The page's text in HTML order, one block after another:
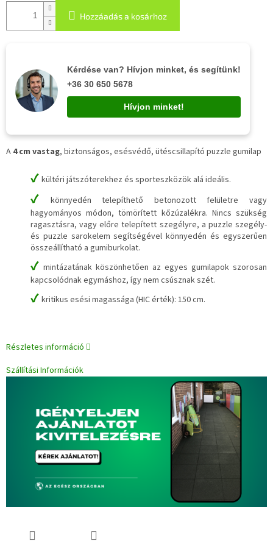
Hozzáadás a kosárhoz
Kérdése van? Hívjon minket, és segítünk!
+36 30 650 5678
Hívjon minket!
A 4 cm vastag, biztonságos, esésvédő, ütéscsillapító puzzle gumilap
✔ kültéri játszóterekhez és sporteszközök alá ideális.
✔
könnyedén telepíthető betonozott felületre vagy
hagyományos módon, tömörített kőzúzalékra. Nincs szükség
ragasztásra, vagy előre telepített szegélyre, a puzzle szegély-
és puzzle sarokelem segítségével könnyedén és egyszerűen
összeállítható a gumiburkolat.
✔ mintázatának köszönhetően az egyes gumilapok szorosan
kapcsolódnak egymáshoz, így nem csúsznak szét.
✔ kritikus esési magassága (HIC érték): 150 cm.
Részletes információ
Szállítási Információk